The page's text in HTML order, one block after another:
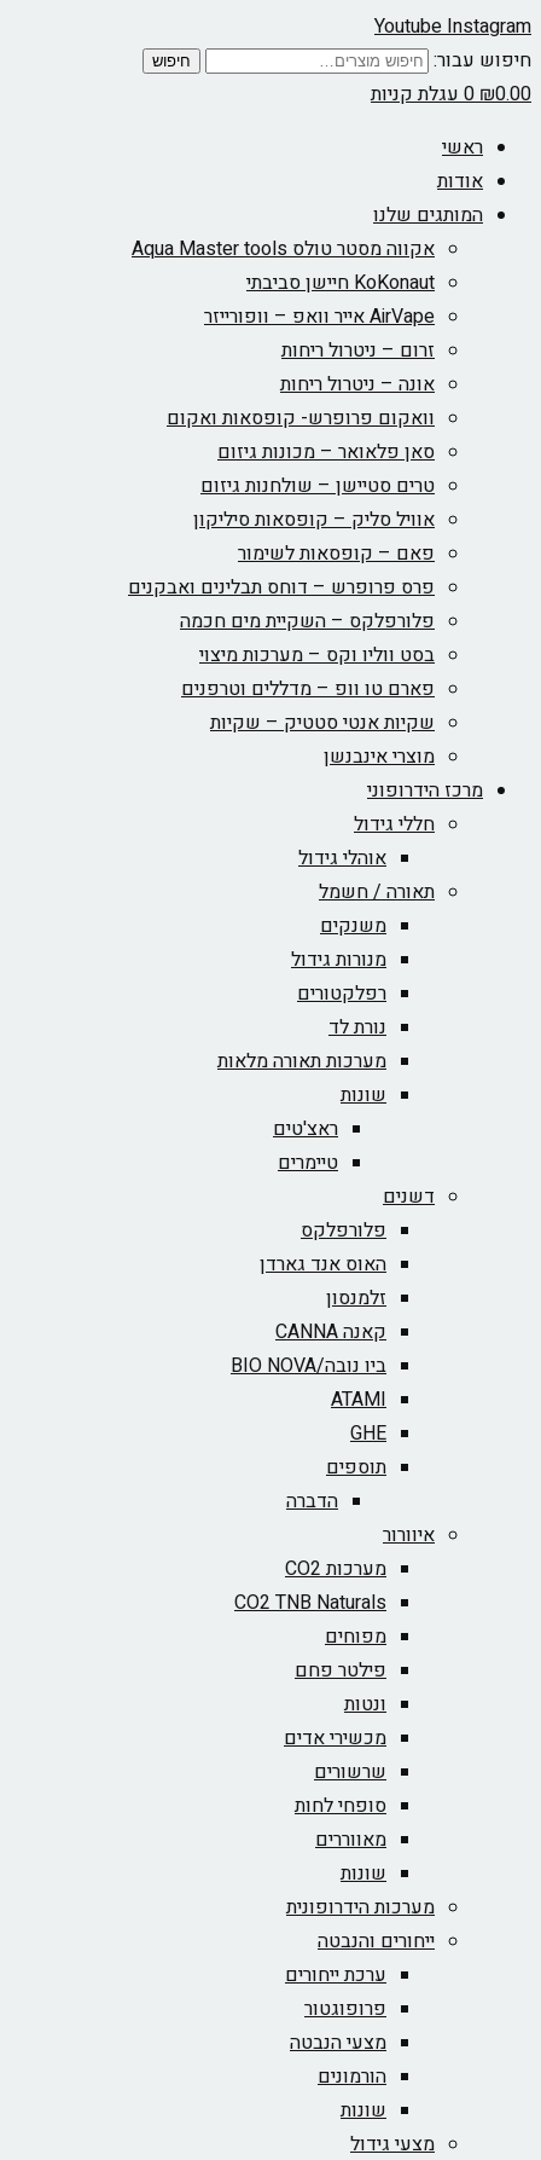
YoutubeInstagram
חיפוש עבור:
חיפוש
₪0.00
0עגלת קניות
ראשי
אודות
המותגים שלנו
אקווה מסטר טולס Aqua Master tools
KoKonaut חיישן סביבתי
AirVape אייר וואפ – וופורייזר
זרום – ניטרול ריחות
אונה – ניטרול ריחות
וואקום פרופרש- קופסאות ואקום
סאן פלאואר – מכונות גיזום
טרים סטיישן – שולחנות גיזום
אוויל סליק – קופסאות סיליקון
פאם – קופסאות לשימור
פרס פרופרש – דוחס תבלינים ואבקנים
פלורפלקס – השקיית מים חכמה
בסט ווליו וקס – מערכות מיצוי
פארם טו וופ – מדללים וטרפנים
שקיות אנטי סטטיק – שקיות
מוצרי אינבנשן
מרכז הידרופוני
חללי גידול
אוהלי גידול
תאורה / חשמל
משנקים
מנורות גידול
רפלקטורים
נורת לד
מערכות תאורה מלאות
שונות
ראצ'טים
טיימרים
דשנים
פלורפלקס
האוס אנד גארדן
זלמנסון
קאנה CANNA
ביו נובה/BIO NOVA‏
ATAMI
GHE
תוספים
הדברה
איוורור
מערכות CO2
CO2 TNB Naturals
מפוחים
פילטר פחם
ונטות
מכשירי אדים
שרשורים
סופחי לחות
מאווררים
שונות
מערכות הידרופונית
ייחורים והנבטה
ערכת ייחורים
פרופוגטור
מצעי הנבטה
הורמונים
שונות
מצעי גידול